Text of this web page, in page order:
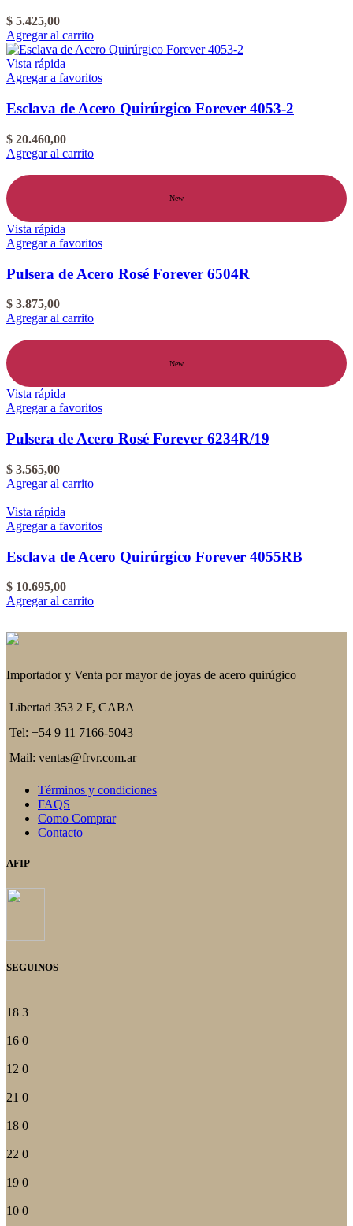
$ 5.425,00
Agregar al carrito
Vista rápida
Agregar a favoritos
Esclava de Acero Quirúrgico Forever 4053-2
$ 20.460,00
Agregar al carrito
New
Vista rápida
Agregar a favoritos
Pulsera de Acero Rosé Forever 6504R
$ 3.875,00
Agregar al carrito
New
Vista rápida
Agregar a favoritos
Pulsera de Acero Rosé Forever 6234R/19
$ 3.565,00
Agregar al carrito
Vista rápida
Agregar a favoritos
Esclava de Acero Quirúrgico Forever 4055RB
$ 10.695,00
Agregar al carrito
Importador y Venta por mayor de joyas de acero quirúgico
Libertad 353 2 F, CABA
Tel: +54 9 11 7166-5043
Mail: ventas@frvr.com.ar
Términos y condiciones
FAQS
Como Comprar
Contacto
AFIP
SEGUINOS
18 3
16 0
12 0
21 0
18 0
22 0
19 0
10 0